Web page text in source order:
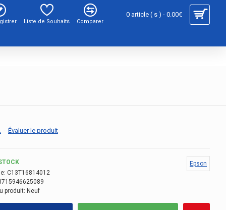
Liste de Souhaits Comparer
0 article ( s ) - 0.00€
- Évaluer le produit
C13T16814012
produit: Neuf
Epson